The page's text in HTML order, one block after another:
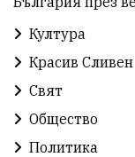
Ямбол
Култура
Красив Сливен
Свят
Общество
Политика